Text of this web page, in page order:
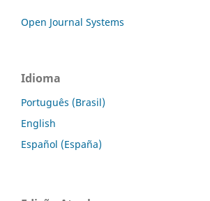
Open Journal Systems
Idioma
Português (Brasil)
English
Español (España)